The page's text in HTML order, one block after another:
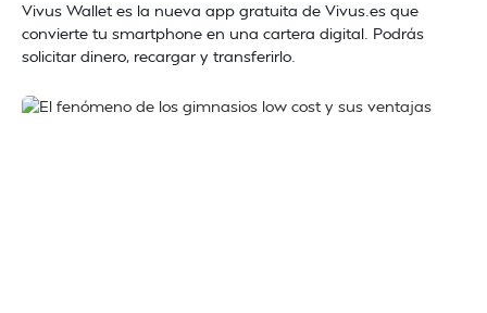
Vivus Wallet es la nueva app gratuita de Vivus.es que
convierte tu smartphone en una cartera digital. Podrás
solicitar dinero, recargar y transferirlo.